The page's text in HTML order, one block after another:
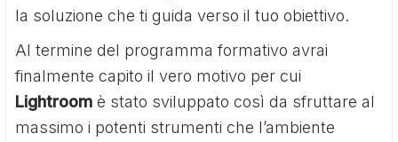
la soluzione che ti guida verso il tuo obiettivo.
Al termine del programma formativo avrai
finalmente capito il vero motivo per cui
Lightroom è stato sviluppato così da sfruttare al
massimo i potenti strumenti che l’ambiente